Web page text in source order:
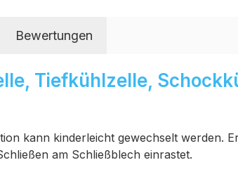
Bewertungen
Tiefkühlzelle,
kann kinderleicht gewechselt werden.
am Schließblech einrastet.